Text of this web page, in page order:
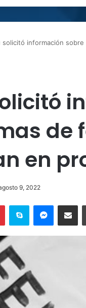
solicitó información
de
en
9, 2022
PinterestSkype